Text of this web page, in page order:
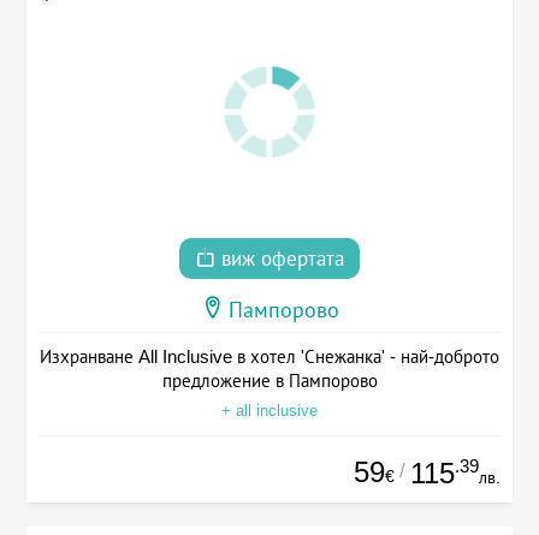
виж офертата
Пампорово
Изхранване All Inclusive в хотел 'Снежанка' - най-доброто
предложение в Пампорово
+ all inclusive
59€ / 115.39
лв.